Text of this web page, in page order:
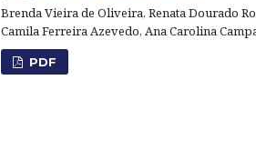
Brenda Vieira de Oliveira, Renata Dourado
Camila Ferreira Azevedo, Ana Carolina
PDF